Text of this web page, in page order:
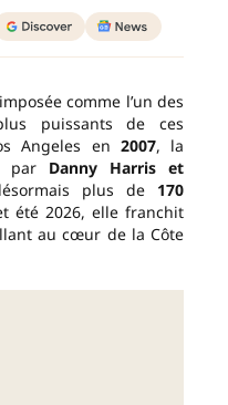
imposée comme l’un des
puissants de ces
Angeles en 2007, la
par Danny Harris et
plus de 170
été 2026, elle franchit
au cœur de la Côte